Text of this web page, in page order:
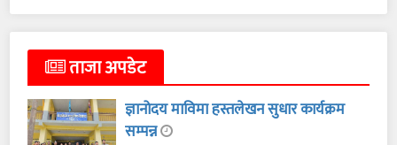
ताजा अपडेट
ज्ञानोदय माविमा हस्तलेखन सुधार कार्यक्रम
सम्पन्न